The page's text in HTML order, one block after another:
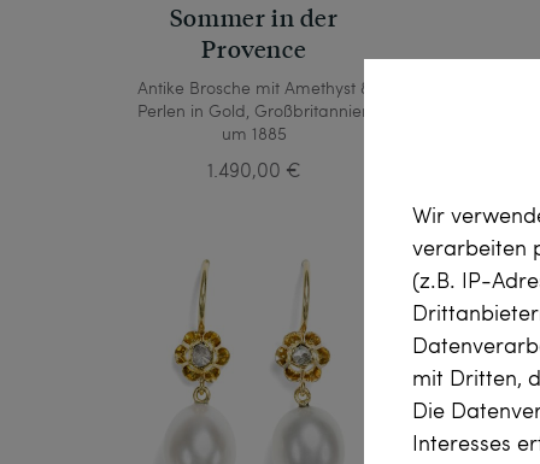
Sommer in der
Provence
Antike Brosche mit Amethyst &
Perlen in Gold, Großbritannien
um 1885
1.490,00 €
Wir
verarbeiten
(z.B. IP-
mit Dritten,
Die
Interesses